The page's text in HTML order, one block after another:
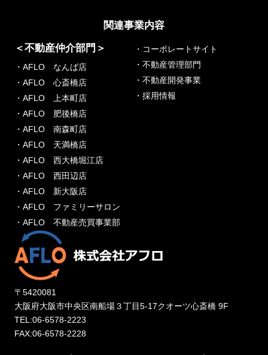
関連事業内容
＜不動産仲介部門＞
・AFLO なんば店
・AFLO 心斎橋店
・AFLO 上本町店
・AFLO 肥後橋店
・AFLO 南森町店
・AFLO 天満橋店
・AFLO 西大橋堀江店
・AFLO 西田辺店
・AFLO 新大阪店
・AFLO ファミリーサロン
・AFLO 不動産売買事業部
・コーポレートサイト
・不動産管理部門
・不動産開発事業
・採用情報
〒5420081
大阪府大阪市中央区南船場３丁目5-17クオーツ心斎橋 9F
TEL:06-6578-2223
FAX:06-6578-2228